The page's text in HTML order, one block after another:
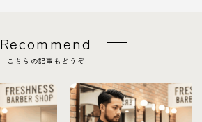
Recommend
こちらの記事もどうぞ